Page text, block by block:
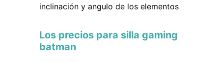
inclinación y angulo de los elementos
Los precios para silla gaming
batman